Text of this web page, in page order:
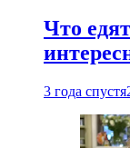
Что
3 года спустя